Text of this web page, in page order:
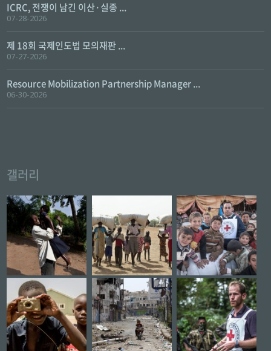
ICRC, 전쟁이 남긴 이산·실종 ...
07-28-2026
제 18회 국제인도법 모의재판 ...
07-27-2026
Resource Mobilization Partnership Manager ...
06-30-2026
갤러리